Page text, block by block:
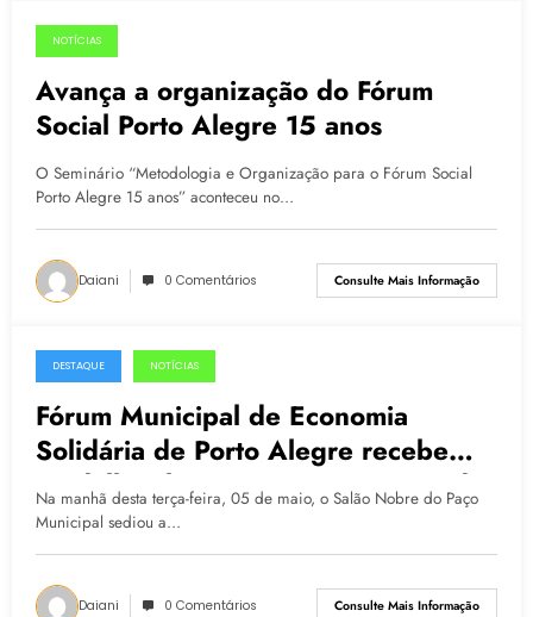
12.05.2015
NOTÍCIAS
Avança a organização do Fórum
Social Porto Alegre 15 anos
O Seminário “Metodologia e Organização para o Fórum Social
Porto Alegre 15 anos” aconteceu no…
Daiani 0 Comentários Consulte Mais Informação
05.05.2015
DESTAQUE NOTÍCIAS
Fórum Municipal de Economia
Solidária de Porto Alegre recebe
Medalha Floriceno Paixão Mérito do
Trabalho
Na manhã desta terça-feira, 05 de maio, o Salão Nobre do Paço
Municipal sediou a…
Daiani 0 Comentários Consulte Mais Informação